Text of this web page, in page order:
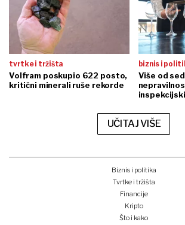
tvrtke i tržišta
Volfram poskupio 622 posto,
kritični minerali ruše rekorde
biznis i
Više od
UČITAJ VIŠE
Biznis i politika
Tvrtke i tržišta
Financije
Kripto
Što i kako